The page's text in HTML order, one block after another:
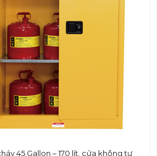
45 Gallon – 170 lít, cửa không tự